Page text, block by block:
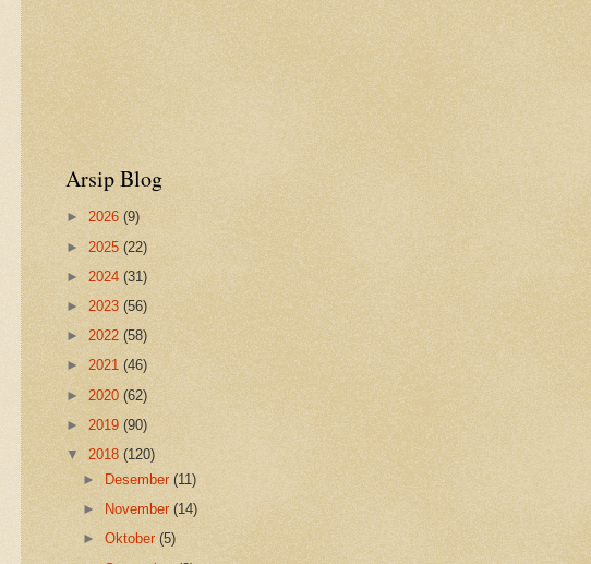
Arsip Blog
► 2026 (9)
► 2025 (22)
► 2024 (31)
► 2023 (56)
► 2022 (58)
► 2021 (46)
► 2020 (62)
► 2019 (90)
▼ 2018 (120)
►
Desember(11)
►
November(14)
►Oktober(5)